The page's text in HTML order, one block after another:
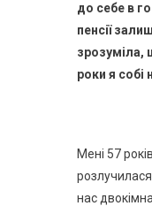
до себе в
пенсії
зрозуміла,
роки я
Мені 57
нас